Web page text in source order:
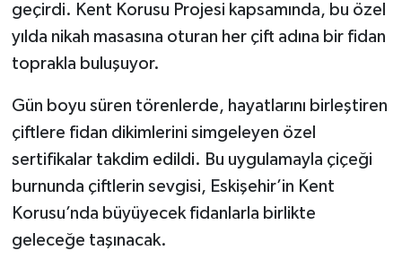
geçirdi. Kent Korusu Projesi kapsamında, bu özel
yılda nikah masasına oturan her çift adına bir fidan
toprakla buluşuyor.
Gün boyu süren törenlerde, hayatlarını birleştiren
çiftlere fidan dikimlerini simgeleyen özel
sertifikalar takdim edildi. Bu uygulamayla çiçeği
burnunda çiftlerin sevgisi, Eskişehir’in Kent
Korusu’nda büyüyecek fidanlarla birlikte
geleceğe taşınacak.